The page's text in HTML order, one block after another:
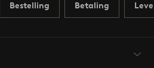
Bestelling Betaling